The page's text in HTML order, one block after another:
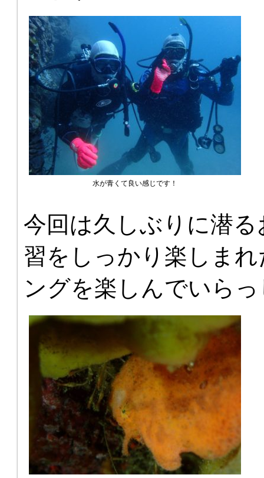
水が青くて良い感じです！
今回は久しぶりに潜
習をしっかり楽しま
ングを楽しんでいら